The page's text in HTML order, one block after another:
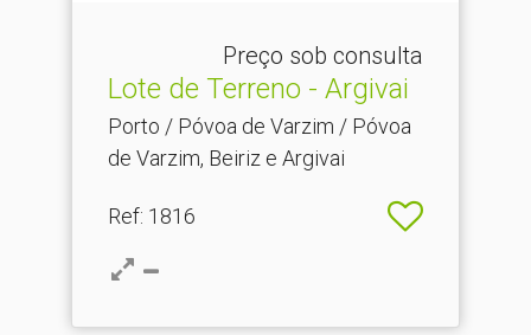
Preço sob consulta
Lote de Terreno - Argivai
Porto / Póvoa de Varzim / Póvoa
de Varzim, Beiriz e Argivai
Ref: 1816